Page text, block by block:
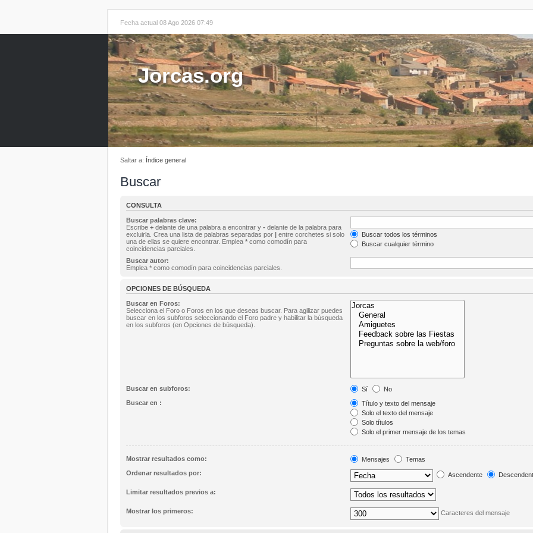
Fecha actual 08 Ago 2026 07:49
Jorcas.org
Saltar a: Índice general
Buscar
CONSULTA
Buscar palabras clave:
Escribe + delante de una palabra a encontrar y - delante de la palabra para
excluirla. Crea una lista de palabras separadas por | entre corchetes si solo
una de ellas se quiere encontrar. Emplea * como comodín para
coincidencias parciales.
Buscar todos los términos
Buscar cualquier término
Buscar autor:
Emplea * como comodín para coincidencias parciales.
OPCIONES DE BÚSQUEDA
Buscar en Foros:
Selecciona el Foro o Foros en los que deseas buscar. Para agilizar puedes
buscar en los subforos seleccionando el Foro padre y habilitar la búsqueda
en los subforos (en Opciones de búsqueda).
Buscar en subforos: Sí
No
Buscar en :
Título y texto del mensaje
Solo el texto del mensaje
Solo títulos
Solo el primer mensaje de los temas
Mostrar resultados como: Mensajes
Temas
Ordenar resultados por:
Ascendente
Limitar resultados previos a:
Mostrar los primeros: Caracteres del mensaje